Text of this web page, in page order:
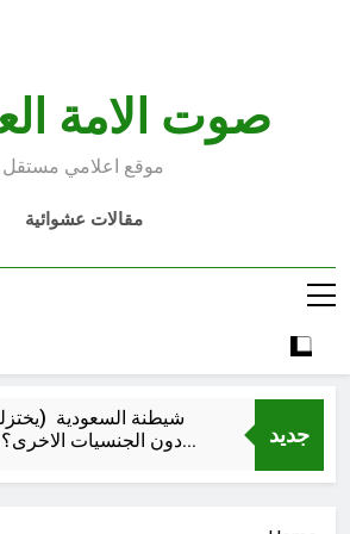
صوت الامة
موقع اعلامي مستقل
مقالات عشوائية
جديد
شيطنة السعودية
دون الجنسيات
تسمح ببناء الحسينيات)
تمنعها)؟ واخطر زعماء